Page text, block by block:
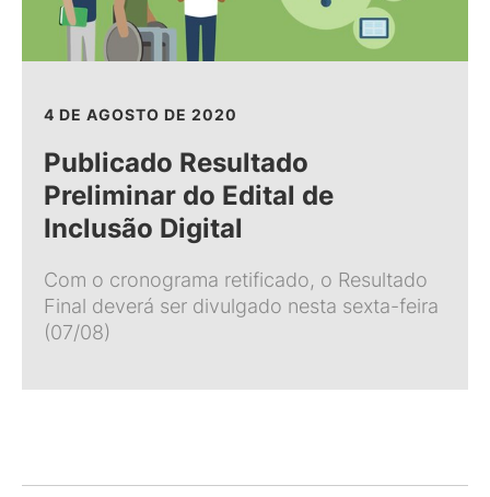
4 DE AGOSTO DE 2020
Publicado Resultado
Preliminar do Edital de
Inclusão Digital
Com o cronograma retificado, o Resultado
Final deverá ser divulgado nesta sexta-feira
(07/08)